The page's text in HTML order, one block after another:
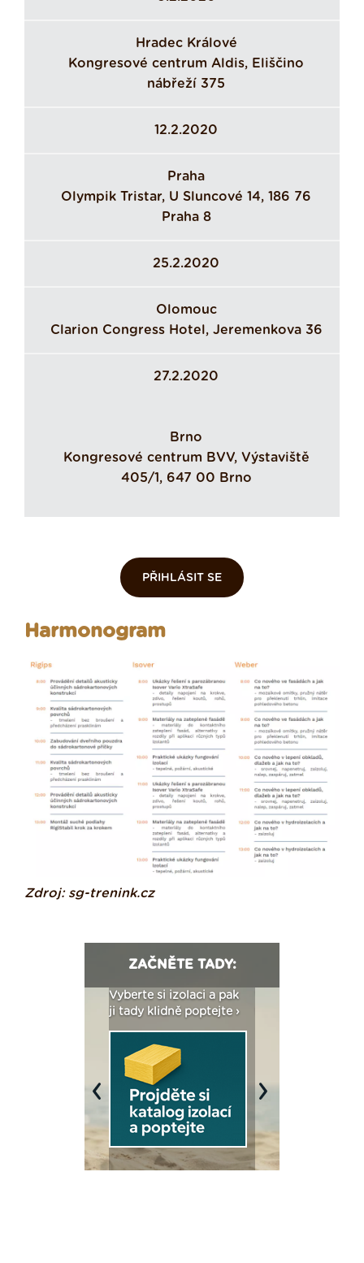
Hradec Králové
Kongresové centrum Aldis, Eliščino
nábřeží 375
12.2.2020
Praha
Olympik Tristar, U Sluncové 14, 186 76
Praha 8
25.2.2020
Olomouc
Clarion Congress Hotel, Jeremenkova 36
27.2.2020
Brno
Kongresové centrum BVV, Výstaviště
405/1, 647 00 Brno
PŘIHLÁSIT SE
Harmonogram
Zdroj: sg-trenink.cz
ZAČNĚTE TADY:
Vyberte si izolaci a pak
ji tady klidně poptejte ›
Previous Next